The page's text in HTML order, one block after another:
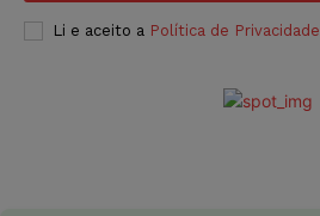
Li e aceito a Política de Privacidade